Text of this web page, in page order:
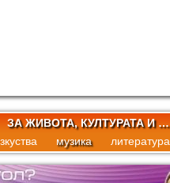
ЗА ЖИВОТА, КУЛТУРАТА И …
музика литература